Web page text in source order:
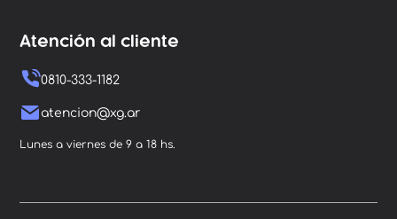
Atención al cliente
0810-333-1182
atencion@xg.ar
Lunes a viernes de 9 a 18 hs.